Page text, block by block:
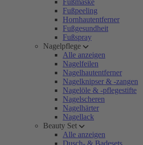
Fußmaske
Fußpeeling
Hornhautentferner
Fußgesundheit
Fußspray
Nagelpflege
Alle anzeigen
Nagelfeilen
Nagelhautentferner
Nagelknipser & -zangen
Nagelöle & -pflegestifte
Nagelscheren
Nagelhärter
Nagellack
Beauty Set
Alle anzeigen
Dusch- & Badesets